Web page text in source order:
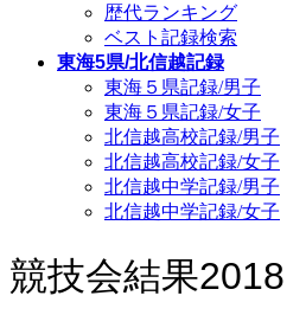
歴代ランキング
ベスト記録検索
東海5県/北信越記録
東海５県記録/男子
東海５県記録/女子
北信越高校記録/男子
北信越高校記録/女子
北信越中学記録/男子
北信越中学記録/女子
競技会結果2018